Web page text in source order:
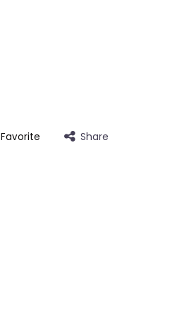
Favorite Share